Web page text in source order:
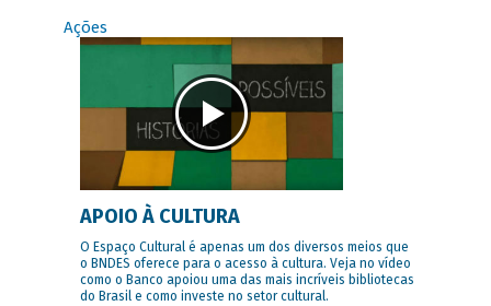
Ações
APOIO À CULTURA
O Espaço Cultural é apenas um dos diversos meios que
o BNDES oferece para o acesso à cultura. Veja no vídeo
como o Banco apoiou uma das mais incríveis bibliotecas
do Brasil e como investe no setor cultural.